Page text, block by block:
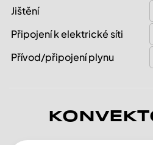
Jištění
Připojení k elektrické síti
Přívod/připojení plynu